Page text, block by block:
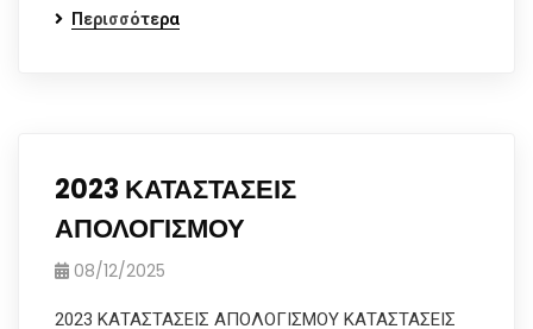
Περισσότερα
2023 ΚΑΤΑΣΤΑΣΕΙΣ
ΑΠΟΛΟΓΙΣΜΟΥ
08/12/2025
2023 ΚΑΤΑΣΤΑΣΕΙΣ ΑΠΟΛΟΓΙΣΜΟΥ ΚΑΤΑΣΤΑΣΕΙΣ